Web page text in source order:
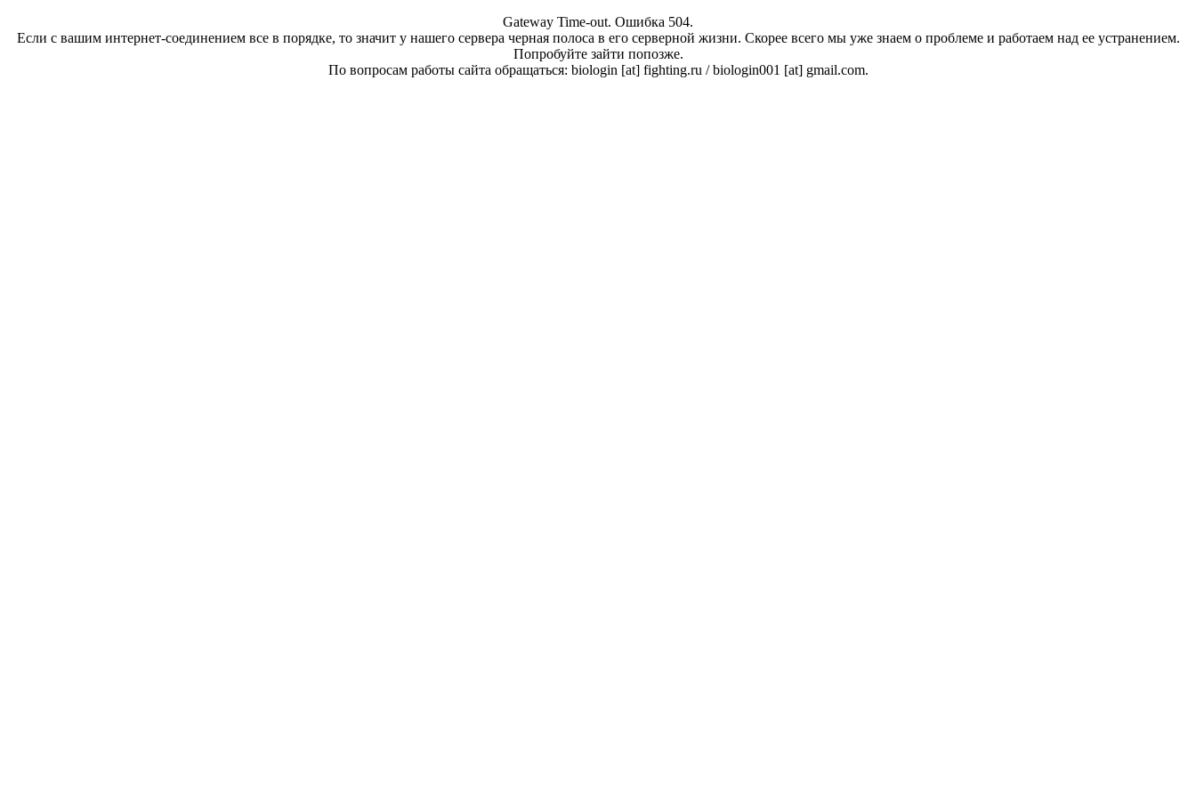
Gateway Time-out. Ошибка 504.
Если с вашим интернет-соединением все в порядке, то значит у нашего сервера черная полоса в его серверной жизни. Скорее всего мы уже знаем о проблеме и работаем над ее устранением.
Попробуйте зайти попозже.
По вопросам работы сайта обращаться: biologin [at] fighting.ru / biologin001 [at] gmail.com.